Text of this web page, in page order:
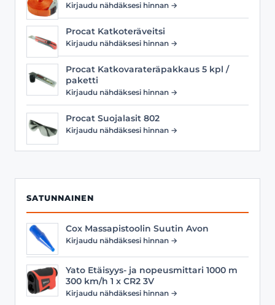
Kirjaudu nähdäksesi hinnan →
Procat Katkoteräveitsi
Kirjaudu nähdäksesi hinnan →
Procat Katkovarateräpakkaus 5 kpl /
paketti
Kirjaudu nähdäksesi hinnan →
Procat Suojalasit 802
Kirjaudu nähdäksesi hinnan →
SATUNNAINEN
Cox Massapistoolin Suutin Avon
Kirjaudu nähdäksesi hinnan →
Yato Etäisyys- ja nopeusmittari 1000 m
300 km/h 1 x CR2 3V
Kirjaudu nähdäksesi hinnan →